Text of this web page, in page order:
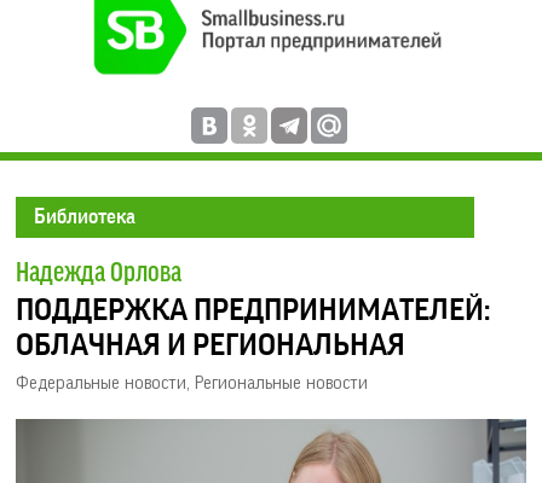
Библиотека
Надежда Орлова
ПОДДЕРЖКА ПРЕДПРИНИМАТЕЛЕЙ:
ОБЛАЧНАЯ И РЕГИОНАЛЬНАЯ
Федеральные новости Региональные новости